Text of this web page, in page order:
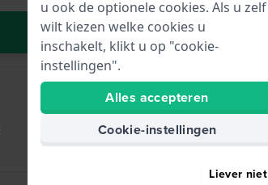
In Winkelwagen
u ook de optionele cookies. Als u zelf
wilt kiezen welke cookies u
inschakelt, klikt u op "cookie-
instellingen".
Alles accepteren
Cookie-instellingen
Liever niet